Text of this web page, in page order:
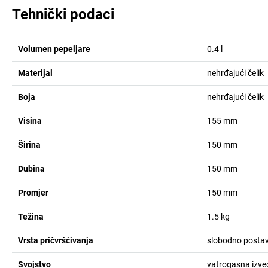
Tehnički podaci
Volumen pepeljare 0.4
Materijal nehrđajući čelik
Boja nehrđajući čelik
Visina 155 mm
Širina 150 mm
Dubina 150 mm
Promjer 150 mm
Težina 1.5 kg
Vrsta pričvršćivanja slobodno
Svojstvo vatrogasna